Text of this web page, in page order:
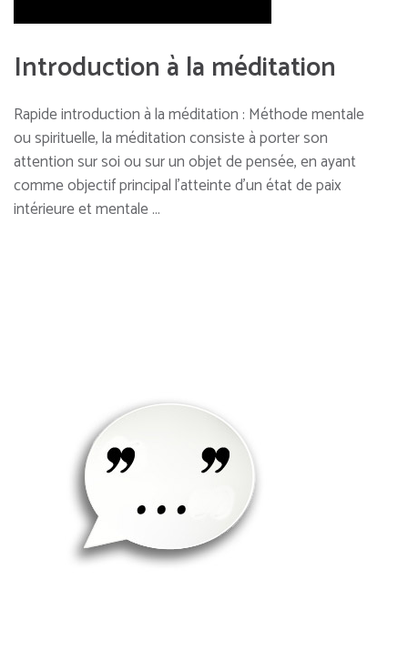
Introduction à la méditation
Rapide introduction à la méditation : Méthode mentale
ou spirituelle, la méditation consiste à porter son
attention sur soi ou sur un objet de pensée, en ayant
comme objectif principal l’atteinte d’un état de paix
intérieure et mentale …